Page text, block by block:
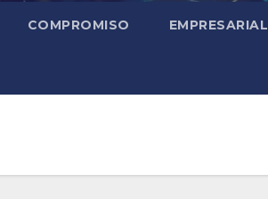
COMPROMISO EMPRESARIAL